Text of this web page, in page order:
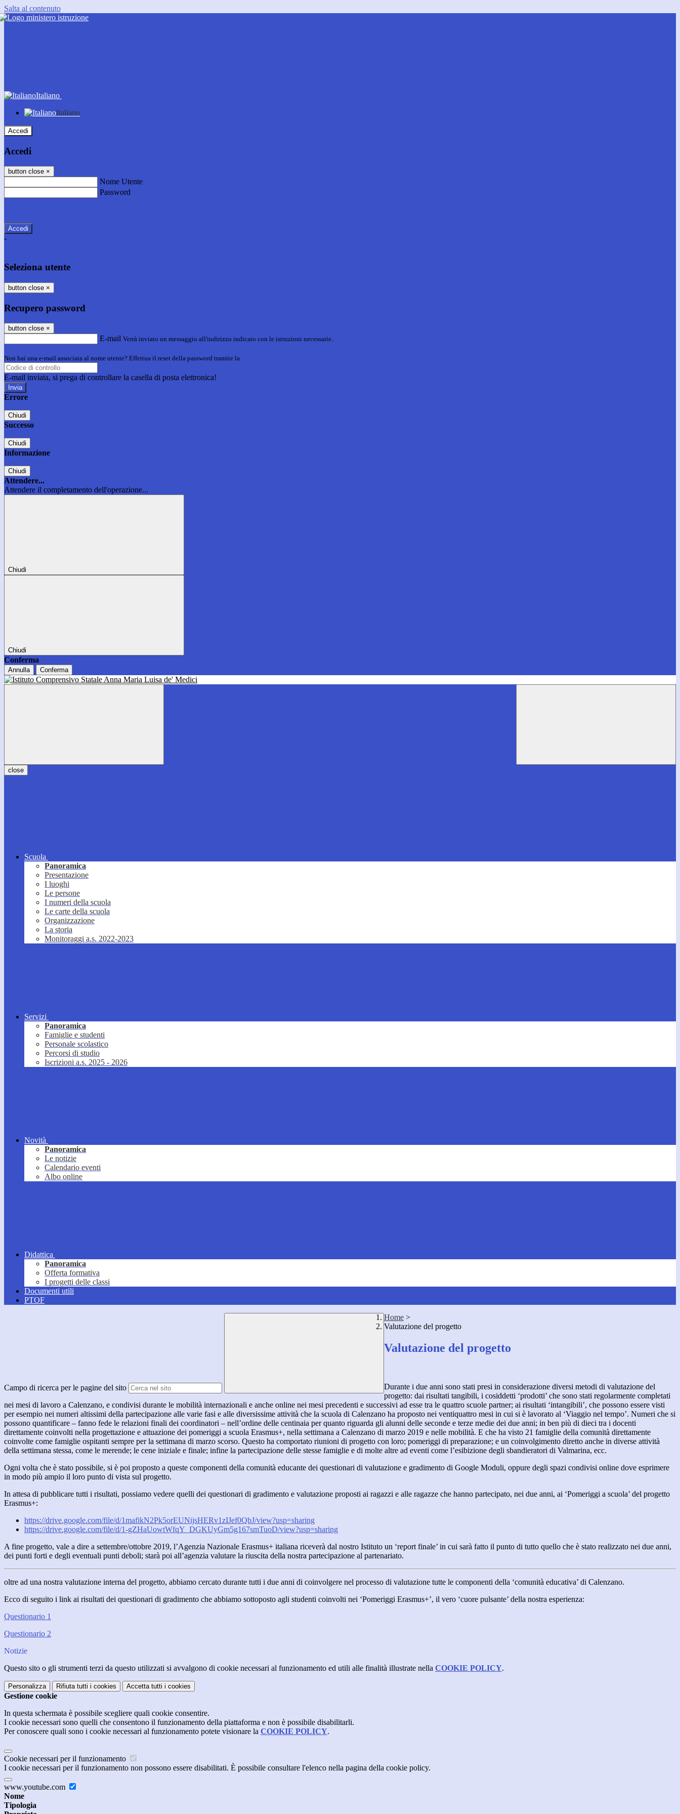
Salta al contenuto
Italiano
Italiano
Accedi
Accedi
button close ×
Nome Utente
Password
-
Seleziona utente
button close ×
Recupero password
button close ×
E-mail Verrà inviato un messaggio all'indirizzo indicato con le istruzioni necessarie.
Non hai una e-mail associata al nome utente? Effettua il reset della password tramite la
E-mail inviata, si prega di controllare la casella di posta elettronica!
Errore
Chiudi
Successo
Chiudi
Informazione
Chiudi
Attendere...
Attendere il completamento dell'operazione...
Chiudi
Chiudi
Conferma
Annulla Conferma
close
Scuola
Panoramica
Presentazione
I luoghi
Le persone
I numeri della scuola
Le carte della scuola
Organizzazione
La storia
Monitoraggi a.s. 2022-2023
Servizi
Panoramica
Famiglie e studenti
Personale scolastico
Percorsi di studio
Iscrizioni a.s. 2025 - 2026
Novità
Panoramica
Le notizie
Calendario eventi
Albo online
Didattica
Panoramica
Offerta formativa
I progetti delle classi
Documenti utili
PTOF
Campo di ricerca per le pagine del sito
Home >
Valutazione del progetto
Valutazione del progetto
Durante i due anni sono stati presi in considerazione diversi metodi di valutazione del
progetto: dai risultati tangibili, i cosiddetti ‘prodotti’ che sono stati regolarmente completati
nei mesi di lavoro a Calenzano, e condivisi durante le mobilità internazionali e anche online nei mesi precedenti e successivi ad esse tra le quattro scuole partner; ai risultati ‘intangibili’, che possono essere visti
per esempio nei numeri altissimi della partecipazione alle varie fasi e alle diversissime attività che la scuola di Calenzano ha proposto nei ventiquattro mesi in cui si è lavorato al ‘Viaggio nel tempo’. Numeri che si
possono quantificare – fanno fede le relazioni finali dei coordinatori – nell’ordine delle centinaia per quanto riguarda gli alunni delle seconde e terze medie dei due anni; in ben più di dieci tra i docenti
direttamente coinvolti nella progettazione e attuazione dei pomeriggi a scuola Erasmus+, nella settimana a Calenzano di marzo 2019 e nelle mobilità. E che ha visto 21 famiglie della comunità direttamente
coinvolte come famiglie ospitanti sempre per la settimana di marzo scorso. Questo ha comportato riunioni di progetto con loro; pomeriggi di preparazione; e un coinvolgimento diretto anche in diverse attività
della settimana stessa, come le merende; le cene iniziale e finale; infine la partecipazione delle stesse famiglie e di molte altre ad eventi come l’esibizione degli sbandieratori di Valmarina, ecc.
Ogni volta che è stato possibile, si è poi proposto a queste componenti della comunità educante dei questionari di valutazione e gradimento di Google Moduli, oppure degli spazi condivisi online dove esprimere
in modo più ampio il loro punto di vista sul progetto.
In attesa di pubblicare tutti i risultati, possiamo vedere quelli dei questionari di gradimento e valutazione proposti ai ragazzi e alle ragazze che hanno partecipato, nei due anni, ai ‘Pomeriggi a scuola’ del progetto
Erasmus+:
https://drive.google.com/file/d/1mafikN2Pk5orEUNijsHERv1zIJef0QbJ/view?usp=sharing
https://drive.google.com/file/d/1-gZHaUowtWfqY_DGKUyGm5g167smTuoD/view?usp=sharing
A fine progetto, vale a dire a settembre/ottobre 2019, l’Agenzia Nazionale Erasmus+ italiana riceverà dal nostro Istituto un ‘report finale’ in cui sarà fatto il punto di tutto quello che è stato realizzato nei due anni,
dei punti forti e degli eventuali punti deboli; starà poi all’agenzia valutare la riuscita della nostra partecipazione al partenariato.
oltre ad una nostra valutazione interna del progetto, abbiamo cercato durante tutti i due anni di coinvolgere nel processo di valutazione tutte le componenti della ‘comunità educativa’ di Calenzano.
Ecco di seguito i link ai risultati dei questionari di gradimento che abbiamo sottoposto agli studenti coinvolti nei ‘Pomeriggi Erasmus+’, il vero ‘cuore pulsante’ della nostra esperienza:
Questionario 1
Questionario 2
Notizie
Questo sito o gli strumenti terzi da questo utilizzati si avvalgono di cookie necessari al funzionamento ed utili alle finalità illustrate nella COOKIE POLICY.
Personalizza Rifiuta tutti i cookies Accetta tutti i cookies
Gestione cookie
In questa schermata è possibile scegliere quali cookie consentire.
I cookie necessari sono quelli che consentono il funzionamento della piattaforma e non è possibile disabilitarli.
Per conoscere quali sono i cookie necessari al funzionamento potete visionare la COOKIE POLICY.
Cookie necessari per il funzionamento
I cookie necessari per il funzionamento non possono essere disabilitati. È possibile consultare l'elenco nella pagina della cookie policy.
www.youtube.com
Nome
Tipologia